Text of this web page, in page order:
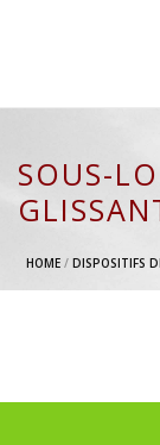
SOUS-
HOME/ DISPOSITIFS